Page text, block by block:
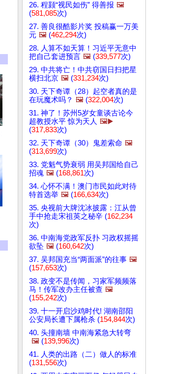
26. 程颢“视民如伤” 得善报 🖼️
(581,085次)
27. 善良很酷影片奖 投稿赢一万美
元 🖼️ (462,294次)
28. 人算不如天算！习近平无意中
把自己套进预言 🖼️ (339,577次)
29. 中共将亡！中共窃国日扫把星
横扫北京 🖼️ (331,234次)
30. 天下奇谭（28）起空者真的是
在玩魔术吗？ 🖼️ (322,004次)
31. 神了！苏州5岁女童谈古论今
超教授水平 惊为天人 🖼️▶️
(317,833次)
32. 天下奇谭（30）鬼差索命 🖼️
(313,699次)
33. 党魁气势衰弱 用吴邦国给自己
招魂 🖼️ (168,861次)
34. 心怀不满！澳门市民如此对待
特首选举 🖼️ (166,634次)
35. 央视前大牌沈冰披露：江从曾
手中抢走宋祖英之秘辛 (162,234
次)
36. 中南海党政军反扑 习政权摇摇
欲坠 🖼️ (160,642次)
37. 吴邦国充当“两面派”的往事 🖼️
(157,653次)
38. 政变不是传闻，习家军频频落
马！传军改办主任被查 🖼️
(155,242次)
39. 十一开启沙鸡时代! 湖南邵阳
公安局长遭下属枪杀 (154,844次)
40. 头撞南墙 中南海紧急大转弯
🖼️ (139,996次)
41. 人类的出路（二）做人的标准
(131,556次)